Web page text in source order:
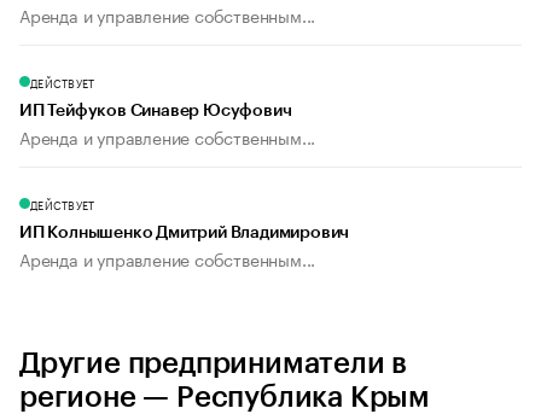
Аренда и управление собственным...
ДЕЙСТВУЕТ
ИП Тейфуков Синавер Юсуфович
Аренда и управление собственным...
ДЕЙСТВУЕТ
ИП Колнышенко Дмитрий Владимирович
Аренда и управление собственным...
Другие предприниматели в
регионе — Республика Крым